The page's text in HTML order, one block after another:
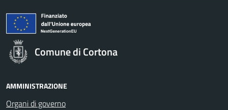
Comune di Cortona
AMMINISTRAZIONE
Organi di governo